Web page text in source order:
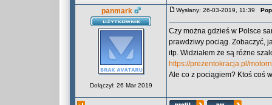
panmark
Dołączył: 26 Mar 2019
Wysłany: 26-03-2019, 11:39
Czy można gdzieś w Polsce
prawdziwy pociąg. Zobaczyć,
itp. Widziałem że są różne
https://prezentokracja.pl/
Ale co z pociągiem? Ktoś coś